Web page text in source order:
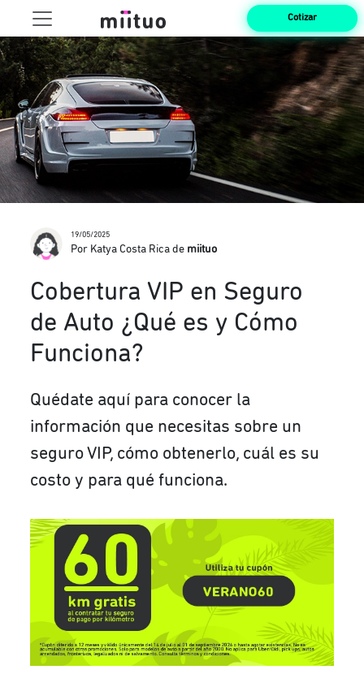
Cotizar
19/05/2025
Por Katya Costa Rica de miituo
Cobertura VIP en Seguro
de Auto ¿Qué es y Cómo
Funciona?
Quédate aquí para conocer la
información que necesitas sobre un
seguro VIP, cómo obtenerlo, cuál es su
costo y para qué funciona.